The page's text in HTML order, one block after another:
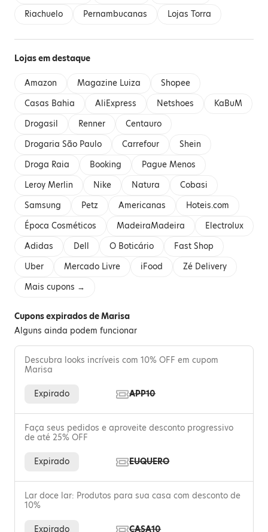
Riachuelo
Pernambucanas Lojas Torra
Lojas em destaque
Amazon Magazine Luiza
Shopee
Casas Bahia
AliExpress Netshoes
KaBuM
Drogasil
Renner
Centauro
Drogaria São Paulo
Carrefour
Shein
Droga Raia
Booking
Pague Menos
Leroy Merlin
Nike Natura
Cobasi
Samsung
Petz Americanas
Hoteis.com
Época Cosméticos
MadeiraMadeira
Electrolux
Adidas
Dell O Boticário
Fast Shop
Uber
Mercado Livre iFood
Zé Delivery
Mais cupons →
Cupons expirados de Marisa
Alguns ainda podem funcionar
Descubra looks incríveis com 10% OFF em cupom
Marisa
Expirado APP10
Faça seus pedidos e aproveite desconto progressivo
de até 25% OFF
Expirado EUQUERO
Lar doce lar: Produtos para sua casa com desconto de
10%
Expirado CASA10